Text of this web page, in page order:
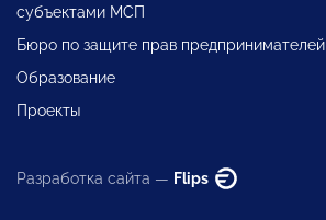
субъектами МСП
Бюро по защите прав предпринимателей
Образование
Проекты
Разработка сайта — Flips